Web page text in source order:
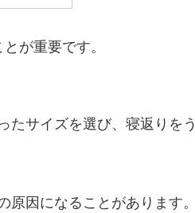
が重要です。
たサイズを選び、寝返りをう
因になることがあります。